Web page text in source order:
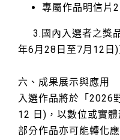
專屬作品明信片
3.國內入選者之獎
年6月28日至7月12日
六、成果展示與應用
入選作品將於「2026
12 日)，以數位或實
部分作品亦可能轉化